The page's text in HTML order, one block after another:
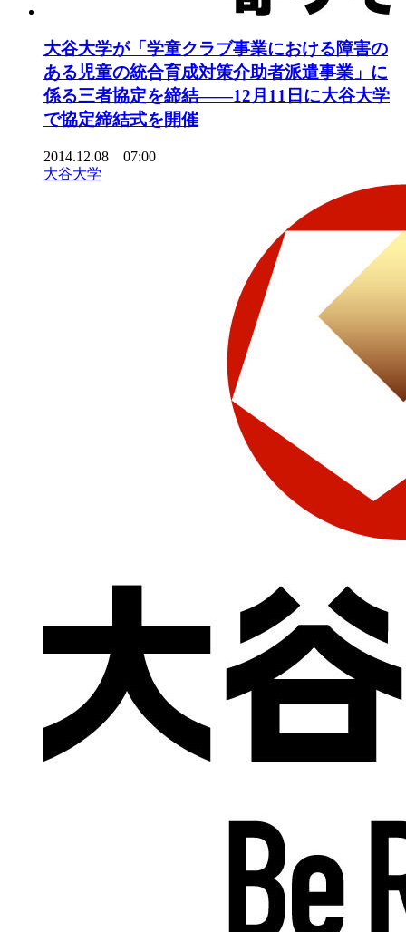
大谷大学が「学童クラブ事業における障害の
ある児童の統合育成対策介助者派遣事業」に
係る三者協定を締結――12月11日に大谷大学
で協定締結式を開催
2014.12.08 07:00
大谷大学